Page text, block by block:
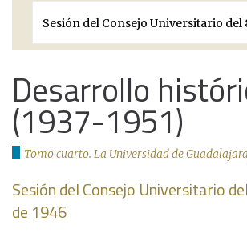
Períodos Históricos
Galería
Documentos institucionales
Desarrollo
(1937-1951)
Tomo cuarto. La Universidad de
Sesión del Consejo Universitario
de 1946